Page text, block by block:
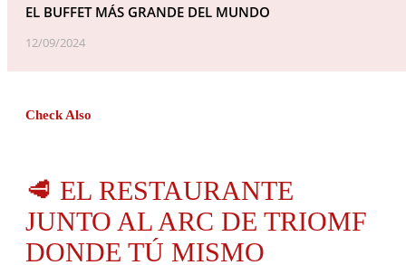
EL BUFFET MÁS GRANDE DEL MUNDO
12/09/2024
Check Also
🥩 EL RESTAURANTE
JUNTO AL ARC DE TRIOMF
DONDE TÚ MISMO